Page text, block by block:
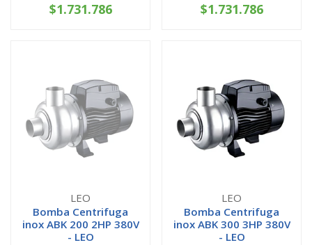
$1.731.786 $1.731.786
LEO
Bomba Centrifuga
inox ABK 200 2HP 380V
- LEO
LEO
Bomba Centrifuga
inox ABK 300 3HP 380V
- LEO